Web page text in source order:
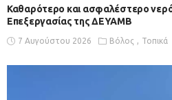
Καθαρότερο και ασφαλέστερο
Επεξεργασίας της ΔΕΥΑΜΒ
7 Αυγούστου 2026 Βόλος Τοπικά